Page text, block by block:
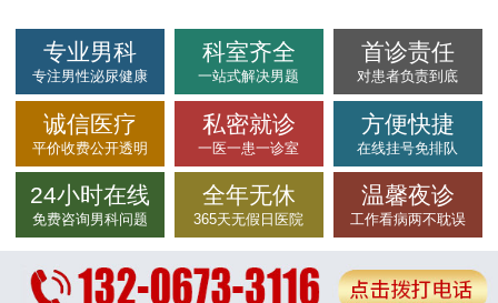
专业男科
专注男性泌尿健康
科室齐全
一站式解决男题
首诊责任
对患者负责到底
诚信医疗
平价收费公开透明
私密就诊
一医一患一诊室
方便快捷
在线挂号免排队
24小时在线
免费咨询男科问题
全年无休
365天无假日医院
温馨夜诊
工作看病两不耽误